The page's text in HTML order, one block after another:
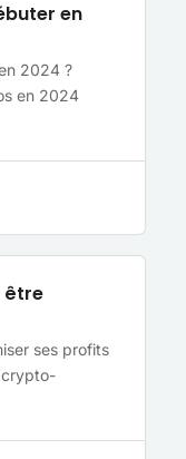
en
2024 ?
en 2024
être
ses profits
crypto-